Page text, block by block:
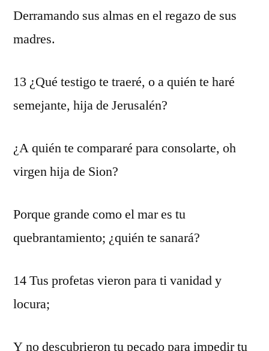
Derramando sus almas en el regazo de sus
madres.
13 ¿Qué testigo te traeré, o a quién te haré
semejante, hija de Jerusalén?
¿A quién te compararé para consolarte, oh
virgen hija de Sion?
Porque grande como el mar es tu
quebrantamiento; ¿quién te sanará?
14 Tus profetas vieron para ti vanidad y
locura;
Y no descubrieron tu pecado para impedir tu